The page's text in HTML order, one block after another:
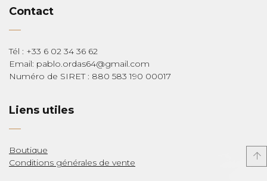
Contact
Tél : +33 6 02 34 36 62
Email: pablo.ordas64@gmail.com
Numéro de SIRET : 880 583 190 00017
Liens utiles
Boutique
Conditions générales de vente